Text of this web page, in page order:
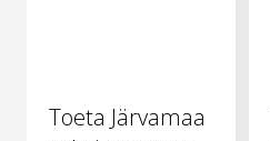
Toeta Järvamaa